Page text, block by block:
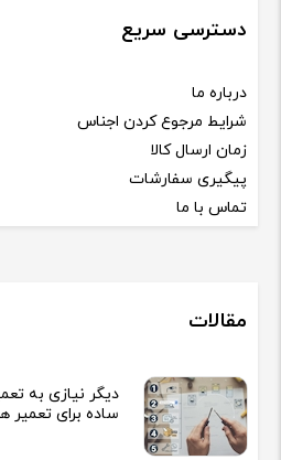
دسترسی سریع
درباره ما
شرایط مرجوع کردن اجناس
زمان ارسال کالا
پیگیری سفارشات
تماس با ما
مقالات
ساده برای تعمیر